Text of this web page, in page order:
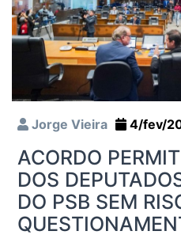
Jorge Vieira 4/fev/
ACORDO
DOS
DO PSB SEM